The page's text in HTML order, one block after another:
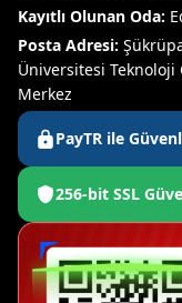
Kayıtlı Olunan Oda:
Posta Adresi:
Üniversitesi
Merkez
PayTR ile
256-bit SSL